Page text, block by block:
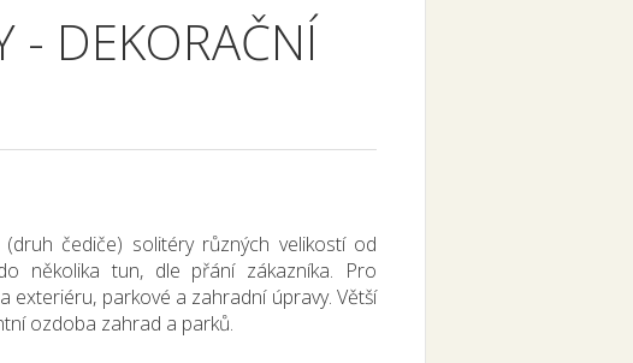
- DEKORAČNÍ
čediče) solitéry různých velikostí od
několika tun, dle přání zákazníka. Pro
exteriéru, parkové a zahradní úpravy. Větší
ozdoba zahrad a parků.